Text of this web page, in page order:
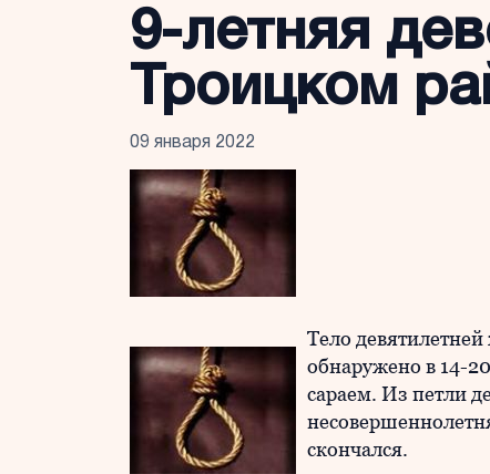
9-летняя
Троицком
09 января 2022
Тело
обнаружено в 14-
сараем. Из петли
скончался.